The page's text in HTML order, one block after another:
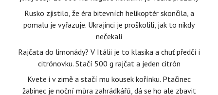
Rusko zjistilo, že éra bitevních helikoptér skončila, a
pomalu je vyřazuje. Ukrajinci je proškolili, jak to nikdy
nečekali
Rajčata do limonády? V Itálii je to klasika a chuť předčí i
citrónovku. Stačí 500 g rajčat a jeden citrón
Kvete i v zimě a stačí mu kousek kořínku. Ptačinec
žabinec je noční můra zahrádkářů, dá se ho ale zbavit